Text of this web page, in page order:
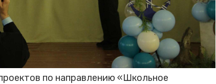
по направлению «Школьное